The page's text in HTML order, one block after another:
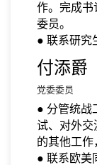
作。完成书
委员。
● 联系研究
付添爵
党委委员
● 分管统战
试、对外交
的其他工作
● 联系欧美